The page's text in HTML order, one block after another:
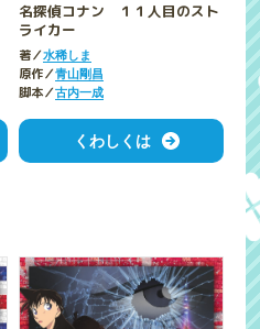
名探偵コナン １１人目のスト
ライカー
著／水稀しま
原作／青山剛昌
脚本／古内一成
くわしくは